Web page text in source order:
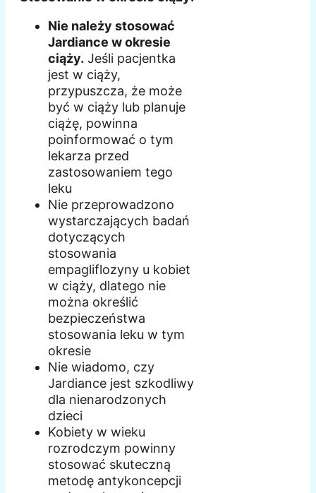
Nie należy stosować
Jardiance w okresie
ciąży. Jeśli pacjentka
jest w ciąży,
przypuszcza, że może
być w ciąży lub planuje
ciążę, powinna
poinformować o tym
lekarza przed
zastosowaniem tego
leku
Nie przeprowadzono
wystarczających badań
dotyczących
stosowania
empagliflozyny u kobiet
w ciąży, dlatego nie
można określić
bezpieczeństwa
stosowania leku w tym
okresie
Nie wiadomo, czy
Jardiance jest szkodliwy
dla nienarodzonych
dzieci
Kobiety w wieku
rozrodczym powinny
stosować skuteczną
metodę antykoncepcji